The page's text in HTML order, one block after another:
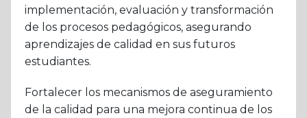
implementación, evaluación y transformación
de los procesos pedagógicos, asegurando
aprendizajes de calidad en sus futuros
estudiantes.
Fortalecer los mecanismos de aseguramiento
de la calidad para una mejora continua de los